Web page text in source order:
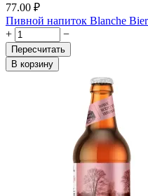
77.00 ₽
Пивной напиток Blanche
+
−
Пересчитать
В корзину